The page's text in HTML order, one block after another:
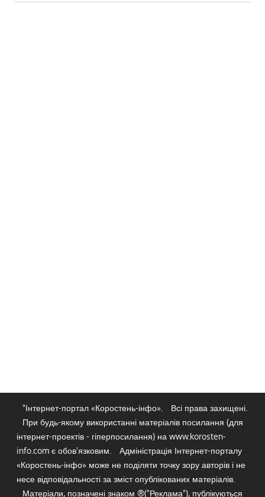
"Інтернет-портал «Коростень-інфо».
Всі права захищені.
При будь-якому використанні матеріалів посилання (для
інтернет-проектів - гіперпосилання) на www.korosten-
info.com є обов'язковим.
Адміністрація Інтернет-порталу
«Коростень-інфо» може не поділяти точку зору авторів і не
несе відповідальності за зміст опублікованих матеріалів.
Матеріали, позначені знаком ®("Реклама"), публікуються